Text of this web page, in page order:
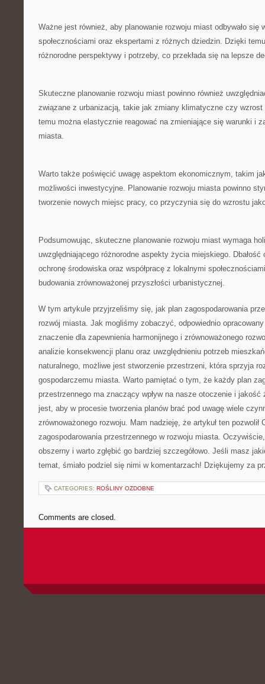
Ważne ⁢jest również,​ aby planowanie‍ rozwoju miast odbywało się
społecznościami⁤ oraz ekspertami z​ różnych dziedzin. Dzięki
różnorodne perspektywy⁤ i potrzeby, ‌co przekłada się na lepsze
Skuteczne planowanie rozwoju‌ miast‍ powinno również
związane z urbanizacją, takie jak zmiany klimatyczne czy
temu można elastycznie ‍reagować na zmieniające się warunki i
miasta.
Warto także poświęcić uwagę aspektom ekonomicznym, ⁢takim
możliwości⁣ inwestycyjne. Planowanie rozwoju miasta powinno
tworzenie nowych miejsc pracy, co przyczynia się⁤ do wzrostu
Podsumowując, skuteczne planowanie rozwoju ⁢miast wymaga
‍uwzględniającego różnorodne⁣ aspekty życia miejskiego.
ochronę ⁣środowiska oraz współpracę z lokalnymi
budowania⁢ zrównoważonej przyszłości urbanistycznej.
W tym artykule‍ przyjrzeliśmy⁢ się, jak plan zagospodarowania
rozwój miasta. Jak‍ mogliśmy zobaczyć, odpowiednio
znaczenie ‍dla zapewnienia harmonijnego i zrównoważonego
analizie konsekwencji planu oraz ​uwzględnieniu⁣ potrzeb
⁤naturalnego, możliwe ‍jest ‍stworzenie przestrzeni, która sprzyja
gospodarczemu miasta. Warto pamiętać ​o tym, że ​każdy plan‌
przestrzennego⁢ ma znaczący ​wpływ na nasze otoczenie i
jest, aby w procesie tworzenia planów brać‍ pod​ uwagę wiele
zrównoważonego⁣ rozwoju. Mam ‌nadzieję, że artykuł ten pozwolił
zagospodarowania przestrzennego w ‍rozwoju⁢ miasta.
obszerny⁢ i warto zgłębić go bardziej szczegółowo.⁤ Jeśli masz
temat, śmiało podziel się nimi w komentarzach! Dziękujemy za
CATEGORIES: ROŚLINY OZDOBNE
Comments are closed.